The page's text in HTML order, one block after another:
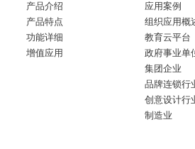
产品介绍
产品特点
功能详细
增值应用
应用案例
组织应用概
教育云平台
政府事业单
集团企业
品牌连锁行
创意设计行
制造业